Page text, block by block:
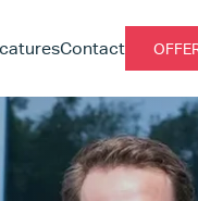
Contact